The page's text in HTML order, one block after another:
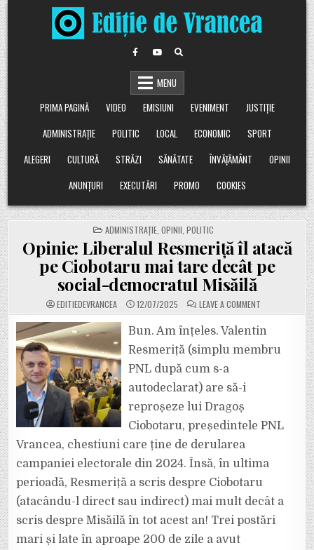
Skip
to
content
MENU
PRIMA PAGINĂ
VIDEO EMISIUNI EVENIMENT
JUSTIȚIE
ADMINISTRAȚIE
POLITIC LOCAL ECONOMIC
SPORT
ALEGERI
CULTURĂ STRĂZI SĂNĂTATE ÎNVĂȚĂMÂNT
OPINII
ANUNȚURI
EXECUTĂRI PROMO COOKIES
POSTED
IN
ADMINISTRAȚIE OPINII POLITIC
Opinie: Liberalul Resmeriță îl atacă
pe Ciobotaru mai tare decât pe
social-democratul Misăilă
EDITIEDEVRANCEA 12/07/2025 LEAVE A COMMENT
OPINIE:
RESMERIȚĂ
ÎL
ATACĂ
PE
MISĂILĂ
Bun. Am înțeles. Valentin
Resmeriță (simplu membru
PNL după cum s-a
autodeclarat) are să-i
reproșeze lui Dragoș
Ciobotaru, președintele PNL
Vrancea, chestiuni care ține de derularea
campaniei electorale din 2024. Însă, în ultima
perioadă, Resmeriță a scris despre Ciobotaru
(atacându-l direct sau indirect) mai mult decât a
scris despre Misăilă în tot acest an! Trei postări
mari și late în aproape 200 de zile a avut